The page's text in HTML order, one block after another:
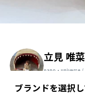
立見 唯菜
nano・universe /
ブランドを選択